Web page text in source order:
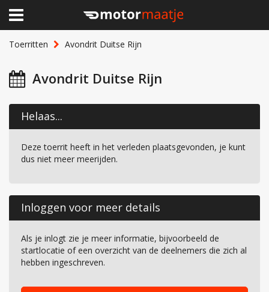
Toerritten Avondrit Duitse Rijn
Avondrit Duitse Rijn
Helaas...
Deze toerrit heeft in het verleden plaatsgevonden, je kunt
dus niet meer meerijden.
Inloggen voor meer details
Als je inlogt zie je meer informatie, bijvoorbeeld de
startlocatie of een overzicht van de deelnemers die zich al
hebben ingeschreven.
×
Home
Clubhuis
Lid worden
Over Motormaatje